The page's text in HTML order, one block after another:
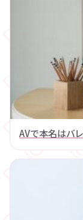
AVで本名はバ